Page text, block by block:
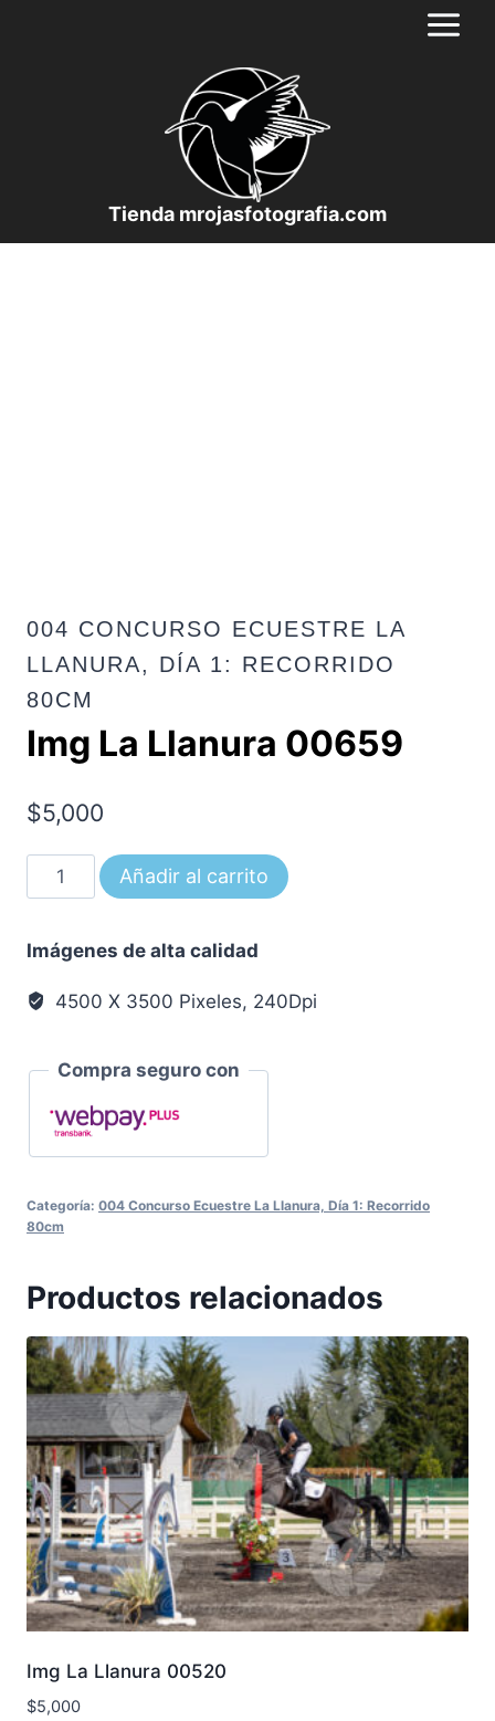
Tienda mrojasfotografia.com
004 CONCURSO ECUESTRE LA
LLANURA, DÍA 1: RECORRIDO
80CM
Img La Llanura 00659
$5,000
La
00659
cantidad
Añadir al carrito
Imágenes de alta calidad
4500 X 3500 Pixeles, 240Dpi
Compra seguro con
Categoría: 004 Concurso Ecuestre La Llanura, Día 1: Recorrido
80cm
Productos relacionados
Img La Llanura 00520
$5,000